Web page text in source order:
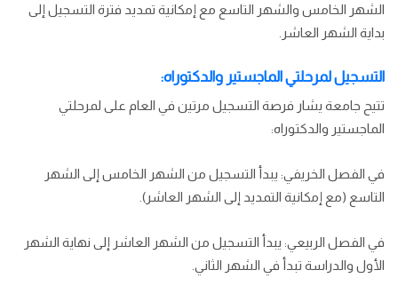
الشهر الخامس والشهر التاسع مع إمكانية تمديد فترة التسجيل إلى
بداية الشهر العاشر.
التسجيل لمرحلتي الماجستير والدكتوراه:
تتيح جامعة يشار فرصة التسجيل مرتين في العام على لمرحلتي
الماجستير والدكتوراه:
في الفصل الخريفي: يبدأ التسجيل من الشهر الخامس إلى الشهر
التاسع (مع إمكانية التمديد إلى الشهر العاشر).
في الفصل الربيعي: يبدأ التسجيل من الشهر العاشر إلى نهاية الشهر
الأول والدراسة تبدأ في الشهر الثاني.